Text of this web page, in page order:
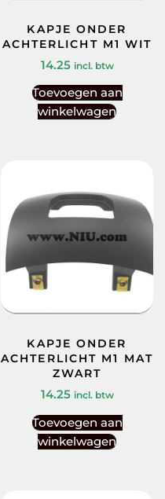
KAPJE ONDER
ACHTERLICHT M1 WIT
14.25 incl. btw
Toevoegen aan
winkelwagen
KAPJE ONDER
ACHTERLICHT M1 MAT
ZWART
14.25 incl. btw
Toevoegen aan
winkelwagen